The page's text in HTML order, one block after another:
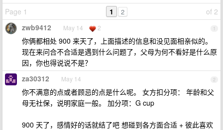
Page 1
of 2
1 2
1
zwb9412 May 14 2
你俩都相处 900 来天了，上面描述的信息和没见面相亲似的。
现在来问合不合适是遇到什么问题了，父母为何不看好是什么原
因，你也得说说不是？
2
za30312 May 14
你不满意的点或者顾忌的点是什么呢。 女方扣分项： 年龄和父
母无社保，说明家庭一般。 加分项：G cup
900 天了，感情好的话就结了吧 想碰到各方面合适 + 彼此喜欢